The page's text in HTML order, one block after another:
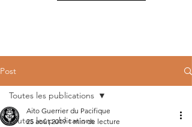
Post
Toutes les publications
Toutes les publications
Aito Guerrier du Pacifique
25 août 2019 1 min de lecture